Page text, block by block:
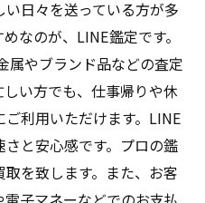
日々を送っている方が多
なのが、LINE鑑定です。
属やブランド品などの査定
い方でも、仕事帰りや休
利用いただけます。LINE
と安心感です。プロの鑑
を致します。また、お客